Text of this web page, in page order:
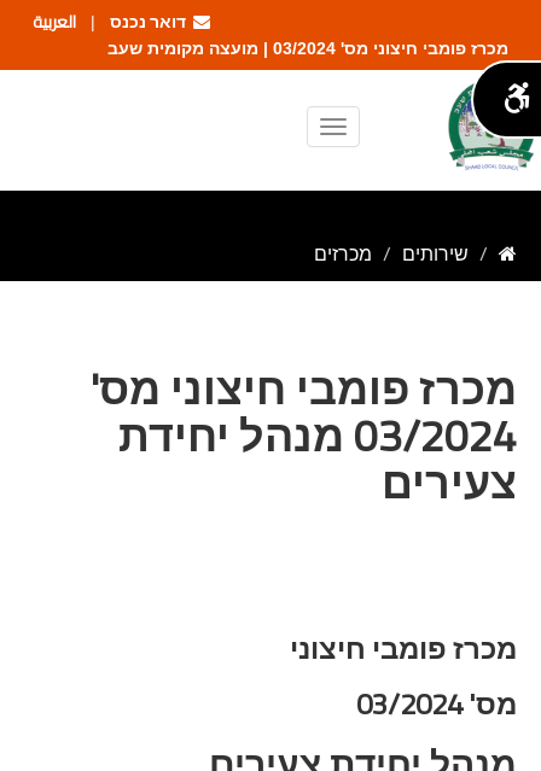
דואר נכנס | العربية
מכרז פומבי חיצוני מס' 03/2024 | מועצה מקומית שעב
שירותים מכרזים
מכרז פומבי חיצוני מס'
03/2024 מנהל יחידת
צעירים
מכרז פומבי חיצוני
מס' 03/2024